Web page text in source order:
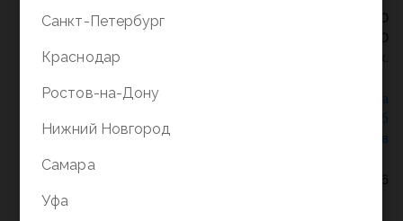
Режим работы - 9:30-20:00
в выходные и праздники - 10:00-19:00
без перерыва и выходных.
Политика конфиденциальности
СОГЛАСИЕ на
Соглашение об
использовании cookie-файлов
© Планета книги, 1998-2026
Санкт-Петербург
Краснодар
Ростов-на-Дону
Нижний Новгород
Самара
Уфа